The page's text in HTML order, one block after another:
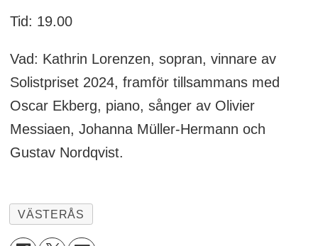
Tid: 19.00
Vad: Kathrin Lorenzen, sopran, vinnare av
Solistpriset 2024, framför tillsammans med
Oscar Ekberg, piano, sånger av Olivier
Messiaen, Johanna Müller-Hermann och
Gustav Nordqvist.
VÄSTERÅS